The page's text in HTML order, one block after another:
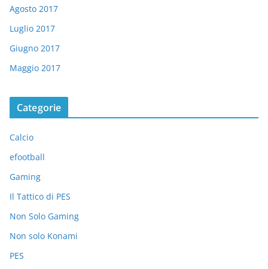
Agosto 2017
Luglio 2017
Giugno 2017
Maggio 2017
Categorie
Calcio
efootball
Gaming
Il Tattico di PES
Non Solo Gaming
Non solo Konami
PES